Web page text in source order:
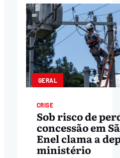
GERAL
CRISE
Sob risco de
concessão em
Enel clama a
ministério